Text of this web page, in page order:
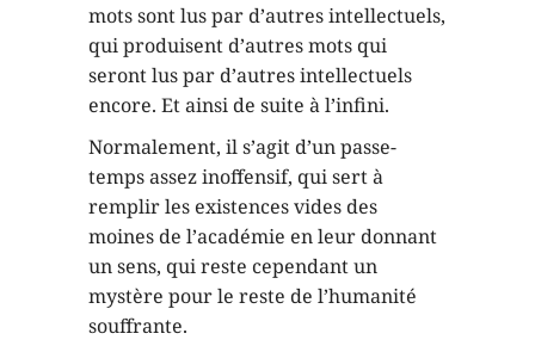
mots sont lus par d’autres intellectuels,
qui produisent d’autres mots qui
seront lus par d’autres intellectuels
encore. Et ainsi de suite à l’infini.
Normalement, il s’agit d’un passe-
temps assez inoffensif, qui sert à
remplir les existences vides des
moines de l’académie en leur donnant
un sens, qui reste cependant un
mystère pour le reste de l’humanité
souffrante.